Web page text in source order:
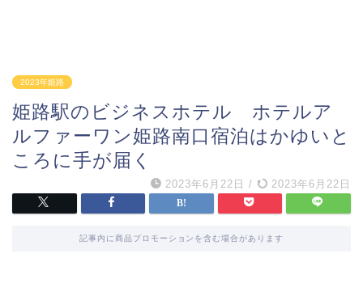
2023年姫路
姫路駅のビジネスホテル ホテルア
ルファーワン姫路南口宿泊はかゆいと
ころに手が届く
2023年6月22日 / 2023年6月22日
記事内に商品プロモーションを含む場合があります